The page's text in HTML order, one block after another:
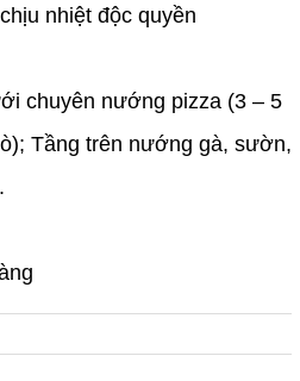
nhiệt độc quyền
chuyên nướng pizza (3 – 5
Tầng trên nướng gà, sườn,